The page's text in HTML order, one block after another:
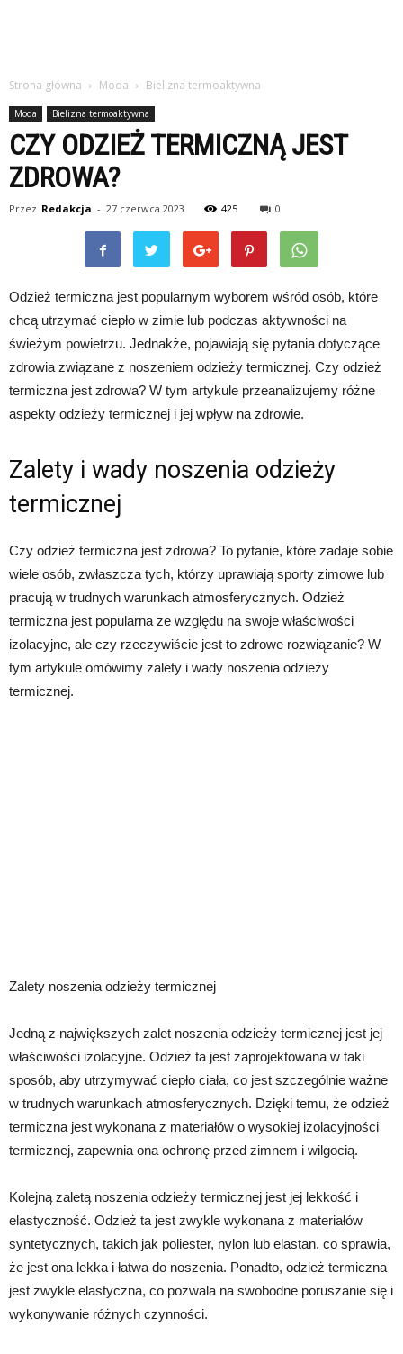
Strona główna Moda Bielizna termoaktywna
Moda Bielizna termoaktywna
CZY ODZIEŻ TERMICZNĄ JEST
ZDROWA?
Przez Redakcja - 27 czerwca 2023 425 0
Odzież termiczna jest popularnym wyborem wśród osób, które
chcą utrzymać ciepło w zimie lub podczas aktywności na
świeżym powietrzu. Jednakże, pojawiają się pytania dotyczące
zdrowia związane z noszeniem odzieży termicznej. Czy odzież
termiczna jest zdrowa? W tym artykule przeanalizujemy różne
aspekty odzieży termicznej i jej wpływ na zdrowie.
Zalety i wady noszenia odzieży
termicznej
Czy odzież termiczna jest zdrowa? To pytanie, które zadaje sobie
wiele osób, zwłaszcza tych, którzy uprawiają sporty zimowe lub
pracują w trudnych warunkach atmosferycznych. Odzież
termiczna jest popularna ze względu na swoje właściwości
izolacyjne, ale czy rzeczywiście jest to zdrowe rozwiązanie? W
tym artykule omówimy zalety i wady noszenia odzieży
termicznej.
Zalety noszenia odzieży termicznej
Jedną z największych zalet noszenia odzieży termicznej jest jej
właściwości izolacyjne. Odzież ta jest zaprojektowana w taki
sposób, aby utrzymywać ciepło ciała, co jest szczególnie ważne
w trudnych warunkach atmosferycznych. Dzięki temu, że odzież
termiczna jest wykonana z materiałów o wysokiej izolacyjności
termicznej, zapewnia ona ochronę przed zimnem i wilgocią.
Kolejną zaletą noszenia odzieży termicznej jest jej lekkość i
elastyczność. Odzież ta jest zwykle wykonana z materiałów
syntetycznych, takich jak poliester, nylon lub elastan, co sprawia,
że jest ona lekka i łatwa do noszenia. Ponadto, odzież termiczna
jest zwykle elastyczna, co pozwala na swobodne poruszanie się i
wykonywanie różnych czynności.